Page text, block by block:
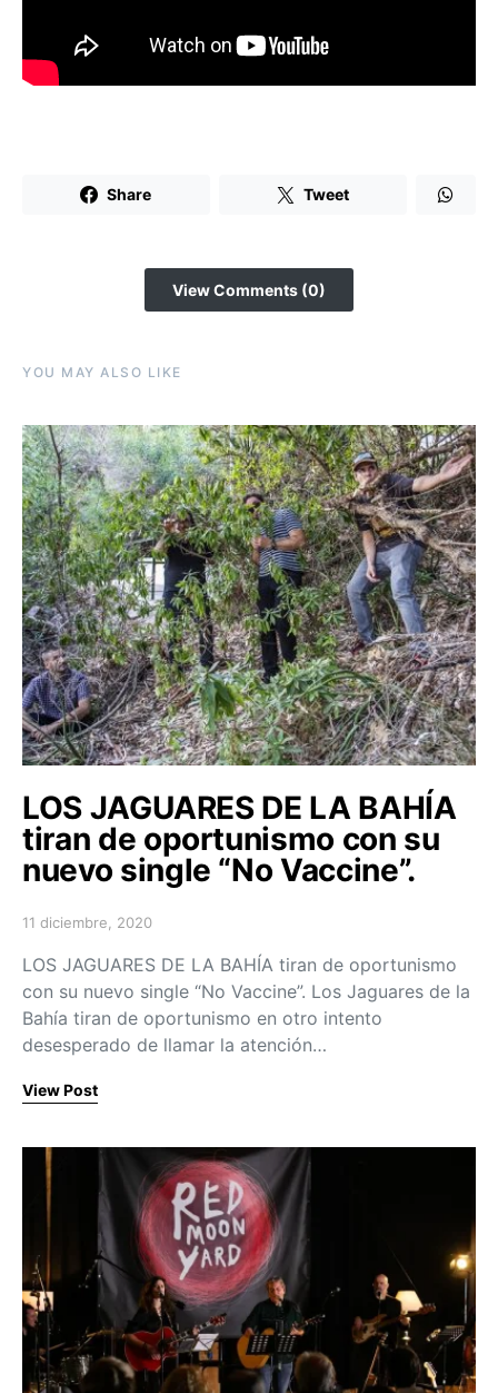
Share Tweet
View Comments (0)
YOU MAY ALSO LIKE
LOS JAGUARES DE LA BAHÍA
tiran de oportunismo con su
nuevo single “No Vaccine”.
Posted on
11 diciembre, 2020
LOS JAGUARES DE LA BAHÍA tiran de oportunismo
con su nuevo single “No Vaccine”. Los Jaguares de la
Bahía tiran de oportunismo en otro intento
desesperado de llamar la atención…
View Post